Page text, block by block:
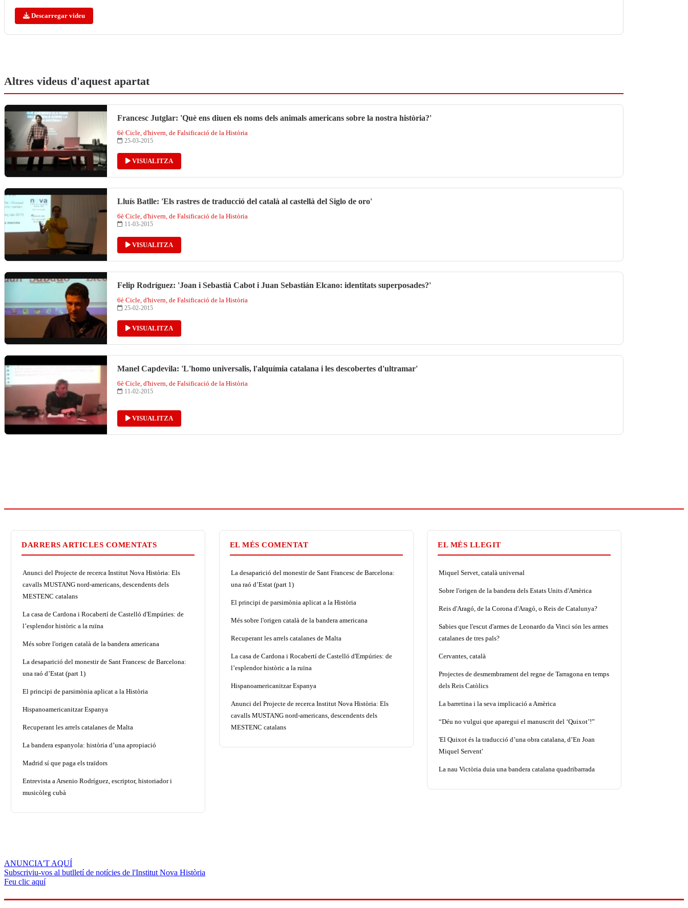
Descarregar videu
Altres videus d'aquest apartat
Francesc Jutglar: 'Què ens diuen els noms dels animals americans sobre la nostra història?'
6è Cicle, d'hivern, de Falsificació de la Història
25-03-2015
VISUALITZA
Lluís Batlle: 'Els rastres de traducció del català al castellà del Siglo de oro'
6è Cicle, d'hivern, de Falsificació de la Història
11-03-2015
VISUALITZA
Felip Rodríguez: 'Joan i Sebastià Cabot i Juan Sebastián Elcano: identitats superposades?'
6è Cicle, d'hivern, de Falsificació de la Història
25-02-2015
VISUALITZA
Manel Capdevila: 'L'homo universalis, l'alquímia catalana i les descobertes d'ultramar'
6è Cicle, d'hivern, de Falsificació de la Història
11-02-2015
VISUALITZA
DARRERS ARTICLES COMENTATS
Anunci del Projecte de recerca Institut Nova Història: Els
cavalls MUSTANG nord-americans, descendents dels
MESTENC catalans
La casa de Cardona i Rocabertí de Castelló d'Empúries: de
l’esplendor històric a la ruïna
Més sobre l'origen català de la bandera americana
La desaparició del monestir de Sant Francesc de Barcelona:
una raó d’Estat (part 1)
El principi de parsimònia aplicat a la Història
Hispanoamericanitzar Espanya
Recuperant les arrels catalanes de Malta
La bandera espanyola: història d’una apropiació
Madrid sí que paga els traïdors
Entrevista a Arsenio Rodríguez, escriptor, historiador i
musicòleg cubà
EL MÉS COMENTAT
La desaparició del monestir de Sant Francesc de Barcelona:
una raó d’Estat (part 1)
El principi de parsimònia aplicat a la Història
Més sobre l'origen català de la bandera americana
Recuperant les arrels catalanes de Malta
La casa de Cardona i Rocabertí de Castelló d'Empúries: de
l’esplendor històric a la ruïna
Hispanoamericanitzar Espanya
Anunci del Projecte de recerca Institut Nova Història: Els
cavalls MUSTANG nord-americans, descendents dels
MESTENC catalans
EL MÉS LLEGIT
Miquel Servet, català universal
Sobre l'origen de la bandera dels Estats Units d'Amèrica
Reis d'Aragó, de la Corona d'Aragó, o Reis de Catalunya?
Sabies que l'escut d'armes de Leonardo da Vinci són les armes
catalanes de tres pals?
Cervantes, català
Projectes de desmembrament del regne de Tarragona en temps
dels Reis Catòlics
La barretina i la seva implicació a Amèrica
“Déu no vulgui que aparegui el manuscrit del ‘Quixot’!”
'El Quixot és la traducció d’una obra catalana, d’En Joan
Miquel Servent'
La nau Victòria duia una bandera catalana quadribarrada
ANUNCIA'T AQUÍ
Subscriviu-vos al butlletí de notícies de l'Institut Nova Història
Feu clic aquí